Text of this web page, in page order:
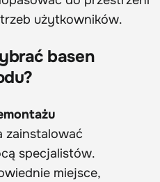
użytkowników.
basen
zainstalować
specjalistów.
miejsce,